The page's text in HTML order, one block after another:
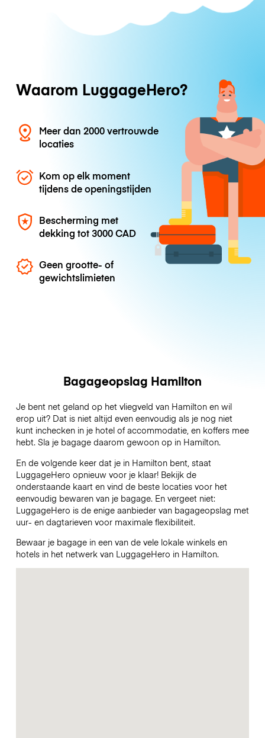
Waarom LuggageHero?
Meer dan 2000 vertrouwde
locaties
Kom op elk moment
tijdens de openingstijden
Bescherming met
dekking tot3000 CAD
Geen grootte- of
gewichtslimieten
Bagageopslag Hamilton
Je bent net geland op het vliegveld van Hamilton en wil
erop uit? Dat is niet altijd even eenvoudig als je nog niet
kunt inchecken in je hotel of accommodatie, en koffers mee
hebt. Sla je bagage daarom gewoon op in Hamilton.
En de volgende keer dat je in Hamilton bent, staat
LuggageHero opnieuw voor je klaar! Bekijk de
onderstaande kaart en vind de beste locaties voor het
eenvoudig bewaren van je bagage. En vergeet niet:
LuggageHero is de enige aanbieder van bagageopslag met
uur- en dagtarieven voor maximale flexibiliteit.
Bewaar je bagage in een van de vele lokale winkels en
hotels in het netwerk van LuggageHero in Hamilton.